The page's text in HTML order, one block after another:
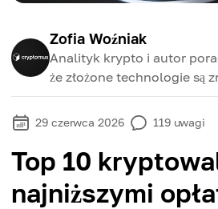
Zofia Woźniak
Analityk krypto i autor
że złożone technologie są
29 czerwca 2026 119 uwagi
Top 10
najniższymi